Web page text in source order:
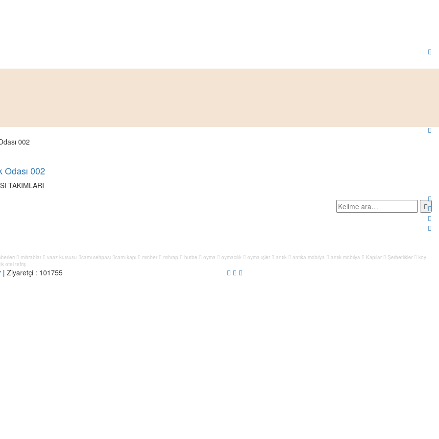
Odası 002
TAKIMLARI
mihrablar vaaz kürsüsü cami sehpası cami kapı minber mihrap hutbe oyma oymacılık oyma işler antik antika mobilya antik mobilya Kapılar Şerbetlikler
köy
otel tefriş
| Ziyaretçi : 101755